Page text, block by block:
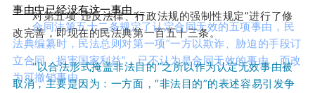
事由中已经没有这一事由。
合同法第五十二条规定了认定合同无效的五项事由 ， 民
法典编纂时 ， 民法总则对第一项“一方以欺诈、 胁迫 的手段订
立合同，损害国家利益”，已不认为是合同无效的事由， 而改
为可撤销事由。
对第五项“违反法律、行政法规的强制性规定”进行了修
改完善，即现在的民法典第一百五十三条。
“以合法形式掩盖非法目的”之所以作为认定无效事由被
取消，主要是因为 ： 一方面 ，“非法目 的”的表述容易引 发争